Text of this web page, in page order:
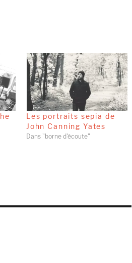
Les portraits sepia de
John Canning Yates
Dans "borne d'écoute"